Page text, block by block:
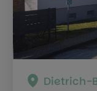
Dietrich-